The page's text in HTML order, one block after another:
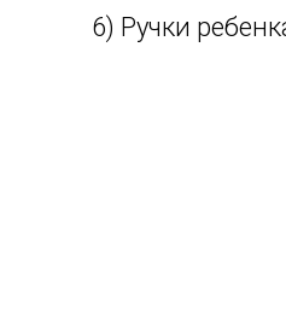
6) Ручки